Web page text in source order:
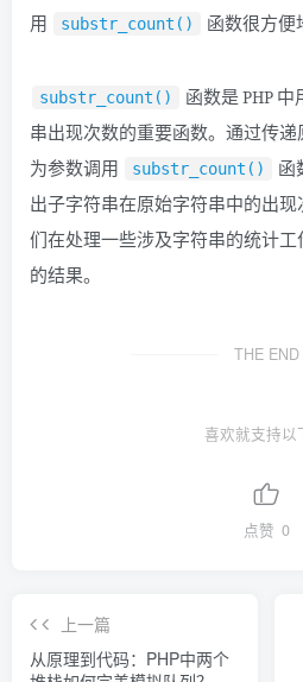
用
substr_count() 函数很方便
substr_count()
函数是 PHP
串出现次数的重要函数。通过传
为参数调用
substr_count()
函
出子字符串在原始字符串中的出
们在处理一些涉及字符串的统计
的结果。
THE END
喜欢就支持以
点赞 0
上一篇
从原理到代码：PHP中两个